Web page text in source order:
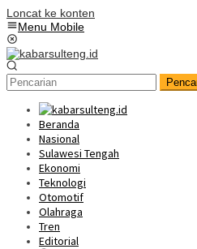
Loncat ke konten
Menu Mobile
Beranda
Nasional
Sulawesi Tengah
Ekonomi
Teknologi
Otomotif
Olahraga
Tren
Editorial